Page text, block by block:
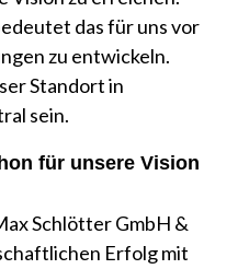
das für uns vor
zu entwickeln.
Standort in
sein.
für unsere Vision
Schlötter GmbH &
Erfolg mit